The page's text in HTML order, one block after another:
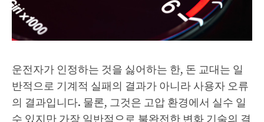
운전자가 인정하는 것을 싫어하는 한, 돈 교대는 일
반적으로 기계적 실패의 결과가 아니라 사용자 오류
의 결과입니다. 물론, 그것은 고압 환경에서 실수 일